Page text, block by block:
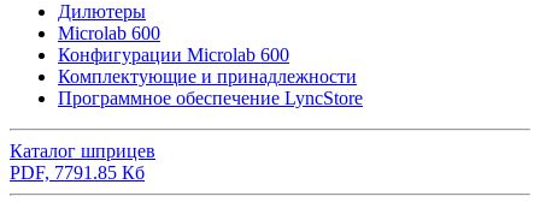
Дилютеры
Microlab 600
Конфигурации Microlab 600
Комплектующие и принадлежности
Программное обеспечение LyncStore
Каталог шприцев
PDF, 7791.85 Кб